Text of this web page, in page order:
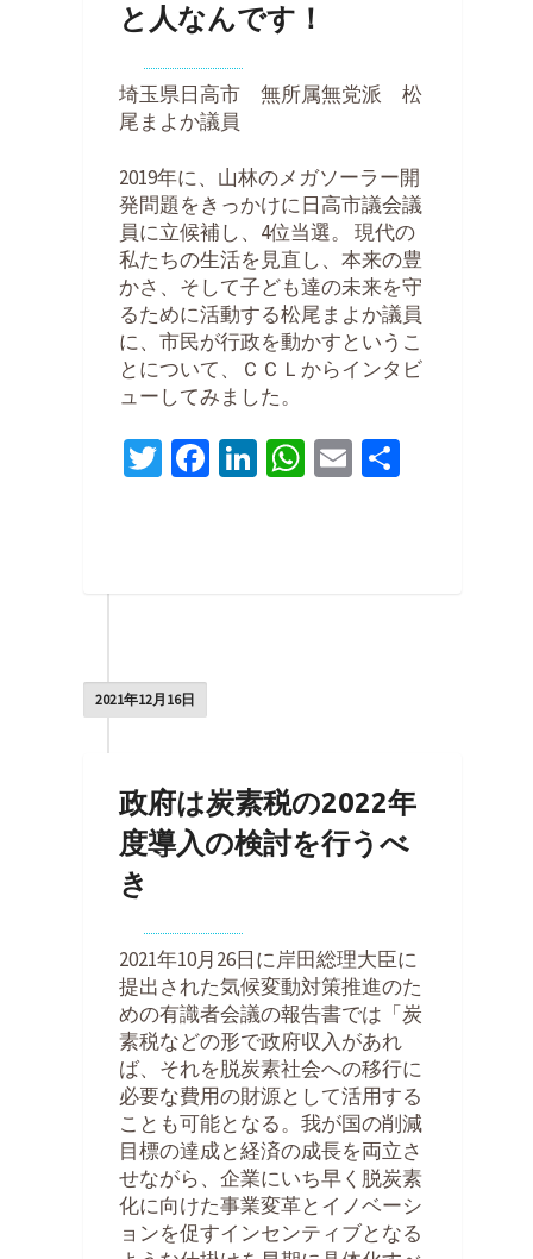
と人なんです！
埼玉県日高市 無所属無党派 松
尾まよか議員
2019年に、山林のメガソーラー開
発問題をきっかけに日高市議会議
員に立候補し、4位当選。 現代の
私たちの生活を見直し、本来の豊
かさ、そして子ども達の未来を守
るために活動する松尾まよか議員
に、市民が行政を動かすというこ
とについて、ＣＣＬからインタビ
ューしてみました。
Twitter
Facebook
LinkedIn
WhatsApp
Email
2021年12月16日
政府は炭素税の2022年
度導入の検討を行うべ
き
2021年10月26日に岸田総理大臣に
提出された気候変動対策推進のた
めの有識者会議の報告書では「炭
素税などの形で政府収入があれ
ば、それを脱炭素社会への移行に
必要な費用の財源として活用する
ことも可能となる。我が国の削減
目標の達成と経済の成長を両立さ
せながら、企業にいち早く脱炭素
化に向けた事業変革とイノベーシ
ョンを促すインセンティブとなる